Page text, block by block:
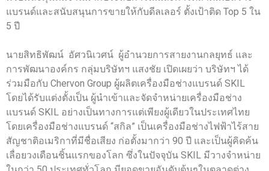
แบรนด์และสนับสนุนการขายให้กับดีลเลอร์ ตั้งเป้าติด Top 5 ใน
5 ปี
นายสิทธิพัฒน์ อัศวนิเวศน์ ผู้อำนวยการสายงานกลยุทธ์ และ
การพัฒนาองค์กร กลุ่มบริษัทฯ แสงชัย เปิดเผยว่า บริษัทฯ ได้
ร่วมมือกับ Chervon Group ผู้ผลิตเครื่องมือช่างแบรนด์ SKIL
โดยได้รับแต่งตั้งเป็น ผู้นำเข้าและจัดจำหน่ายเครื่องมือช่าง
แบรนด์ SKIL อย่างเป็นทางการแต่เพียงผู้เดียวในประเทศไทย
โดยเครื่องมือช่างแบรนด์ “สกิล” เป็นเครื่องมือช่างไฟฟ้าไร้สาย
สัญชาติอเมริกาที่มีชื่อเสียง ก่อตั้งมากว่า 90 ปี และเป็นผู้คิดค้น
เลื่อยวงเดือนชิ้นแรกของโลก ซึ่งในปัจจุบัน SKIL มีวางจำหน่าย